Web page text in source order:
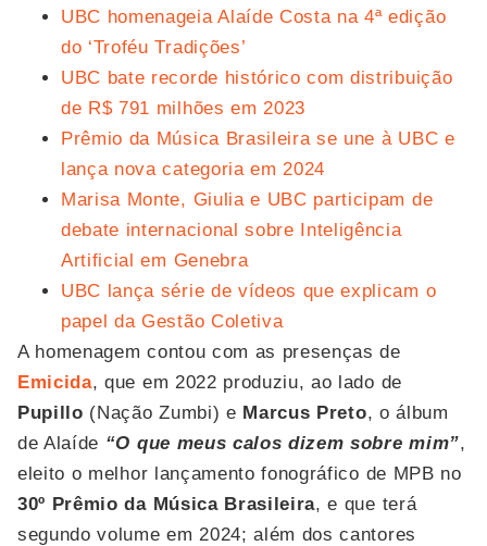
UBC homenageia Alaíde Costa na 4ª edição
do ‘Troféu Tradições’
UBC bate recorde histórico com distribuição
de R$ 791 milhões em 2023
Prêmio da Música Brasileira se une à UBC e
lança nova categoria em 2024
Marisa Monte, Giulia e UBC participam de
debate internacional sobre Inteligência
Artificial em Genebra
UBC lança série de vídeos que explicam o
papel da Gestão Coletiva
A homenagem contou com as presenças de
Emicida, que em 2022 produziu, ao lado de
Pupillo (Nação Zumbi) e Marcus Preto, o álbum
de Alaíde “O que meus calos dizem sobre mim”,
eleito o melhor lançamento fonográfico de MPB no
30º Prêmio da Música Brasileira, e que terá
segundo volume em 2024; além dos cantores